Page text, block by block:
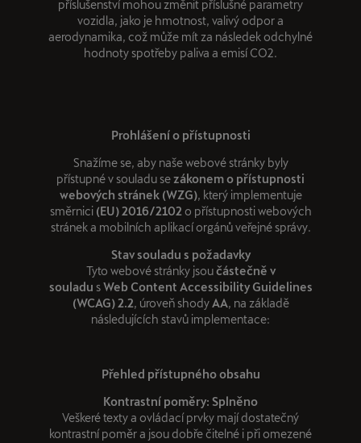
příslušenství mohou změnit příslušné parametry
vozidla, jako je hmotnost, valivý odpor a
aerodynamika, což může mít za následek odchylné
hodnoty spotřeby paliva a emisí CO2.
Prohlášení o přístupnosti
Snažíme se, aby naše webové stránky byly
přístupné v souladu sezákonem o přístupnosti
webových stránek (WZG), který implementuje
směrnici (EU) 2016/2102 o přístupnosti webových
stránek a mobilních aplikací orgánů veřejné správy.
Stav souladu s požadavky
Tyto webové stránky jsoučástečně v
souladu sWeb Content Accessibility Guidelines
(WCAG) 2.2, úroveň shodyAA, na základě
následujících stavů implementace:
Přehled přístupného obsahu
Kontrastní poměry: Splněno
Veškeré texty a ovládací prvky mají dostatečný
kontrastní poměr a jsou dobře čitelné i při omezené